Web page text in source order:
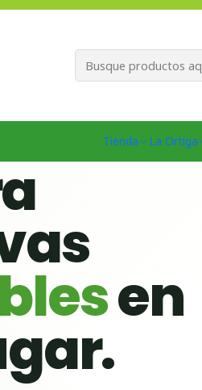
Tienda La Ortiga
Inicio Tipo
en